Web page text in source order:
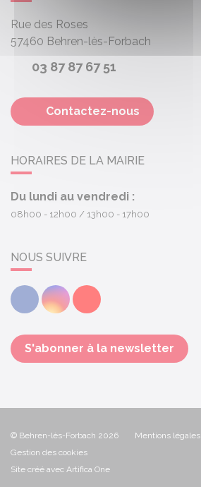
Rue des Roses
57460 Behren-lès-Forbach
03 87 87 67 51
Contactez-nous
HORAIRES DE LA MAIRIE
Du lundi au vendredi :
08h00 - 12h00 13h00 - 17h00
NOUS SUIVRE
FacebookInstagramYoutube
S'abonner à la newsletter
© Behren-lès-Forbach 2026 Mentions légales
Gestion des cookies
Site créé avec Artifica One